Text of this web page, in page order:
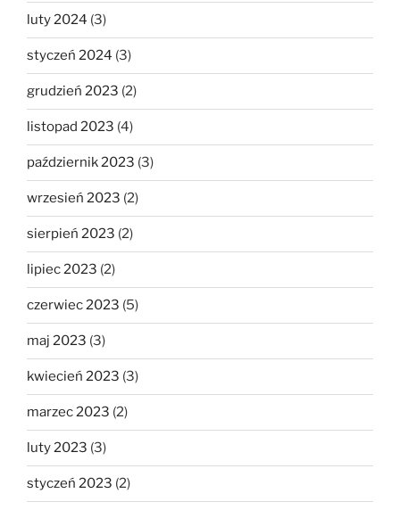
luty 2024 (3)
styczeń 2024 (3)
grudzień 2023 (2)
listopad 2023 (4)
październik 2023 (3)
wrzesień 2023 (2)
sierpień 2023 (2)
lipiec 2023 (2)
czerwiec 2023 (5)
maj 2023 (3)
kwiecień 2023 (3)
marzec 2023 (2)
luty 2023 (3)
styczeń 2023 (2)